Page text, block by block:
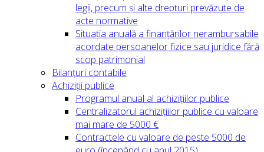
legii, precum și alte drepturi prevăzute de
acte normative
Situația anuală a finanțărilor nerambursabile
acordate persoanelor fizice sau juridice fără
scop patrimonial
Bilanțuri contabile
Achiziții publice
Programul anual al achizițiilor publice
Centralizatorul achizițiilor publice cu valoare
mai mare de 5000 €
Contractele cu valoare de peste 5000 de